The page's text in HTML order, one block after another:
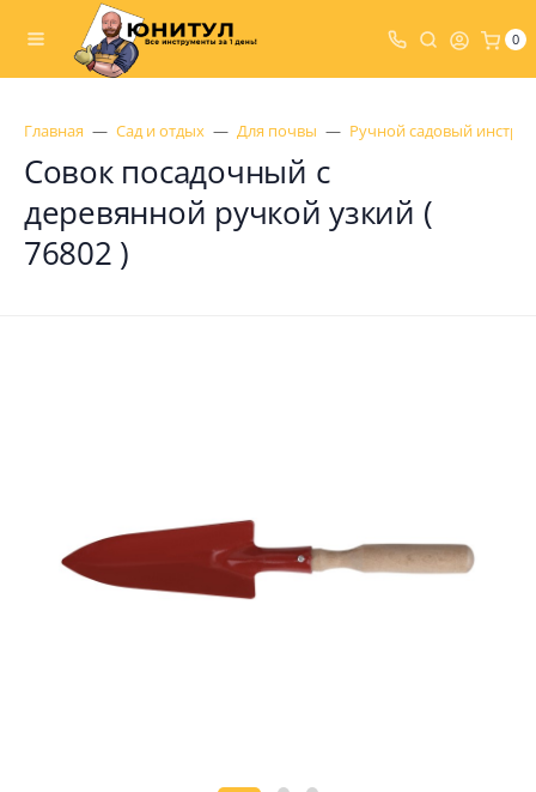
0
Главная Сад и отдых Для почвы Ручной садовый
Совок посадочный с
деревянной ручкой узкий (
76802 )